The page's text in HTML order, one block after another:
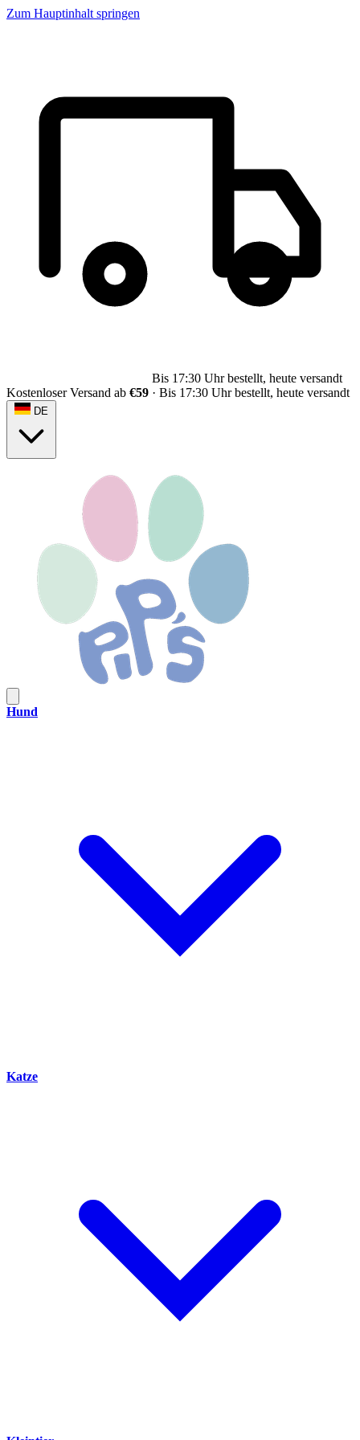
Zum Hauptinhalt springen
Bis 17:30 Uhr bestellt, heute versandt
Kostenloser Versand ab €59 · Bis 17:30 Uhr bestellt, heute versandt
DE
Hund
Katze